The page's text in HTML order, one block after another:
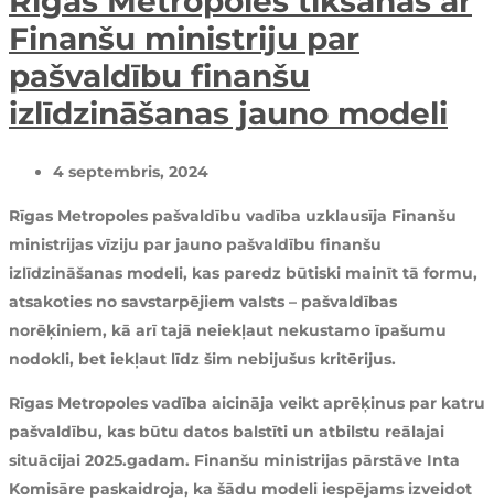
Finanšu ministriju par
pašvaldību finanšu
izlīdzināšanas jauno modeli
4 septembris, 2024
Rīgas Metropoles pašvaldību vadība uzklausīja Finanšu
ministrijas vīziju par jauno pašvaldību finanšu
izlīdzināšanas modeli, kas paredz būtiski mainīt tā formu,
atsakoties no savstarpējiem valsts – pašvaldības
norēķiniem, kā arī tajā neiekļaut nekustamo īpašumu
nodokli, bet iekļaut līdz šim nebijušus kritērijus.
Rīgas Metropoles vadība aicināja veikt aprēķinus par katru
pašvaldību, kas būtu datos balstīti un atbilstu reālajai
situācijai 2025.gadam. Finanšu ministrijas pārstāve Inta
Komisāre paskaidroja, ka šādu modeli iespējams izveidot